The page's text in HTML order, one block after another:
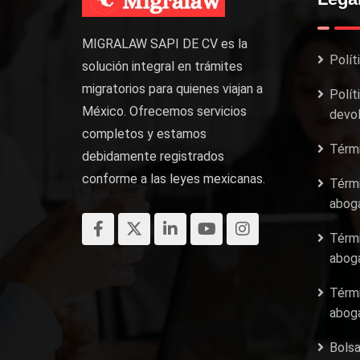
MIGRALAW SAPI DE CV es la
solución integral en trámites
migratorios para quienes viajan a
México. Ofrecemos servicios
completos y estamos
debidamente registrados
conforme a las leyes mexicanas.